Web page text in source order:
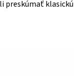
preskúmať